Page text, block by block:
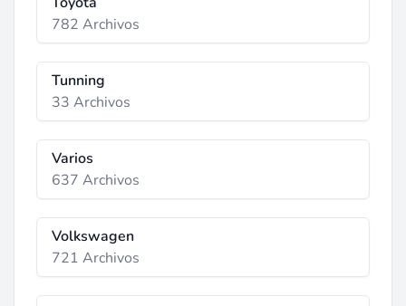
782 Archivos
Tunning
33 Archivos
Varios
637 Archivos
Volkswagen
721 Archivos